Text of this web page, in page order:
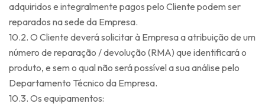
adquiridos e integralmente pagos pelo Cliente podem ser
reparados na sede da Empresa.
10.2. O Cliente deverá solicitar à Empresa a atribuição de um
número de reparação / devolução (RMA) que identificará o
produto, e sem o qual não será possível a sua análise pelo
Departamento Técnico da Empresa.
10.3. Os equipamentos: